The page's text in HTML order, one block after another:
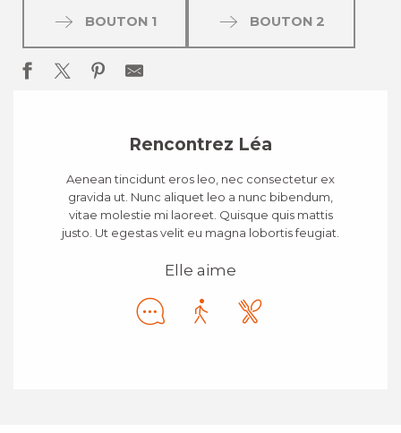
BOUTON 1 BOUTON 2
Rencontrez Léa
Aenean tincidunt eros leo, nec consectetur ex
gravida ut. Nunc aliquet leo a nunc bibendum,
vitae molestie mi laoreet. Quisque quis mattis
justo. Ut egestas velit eu magna lobortis feugiat.
Elle aime